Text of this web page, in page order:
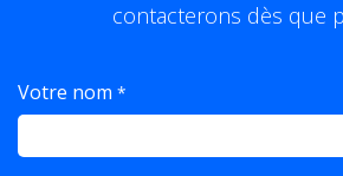
contacterons dès que
Votre nom *